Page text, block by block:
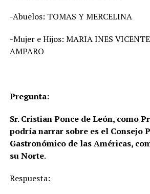
-Abuelos: TOMAS Y MERCELINA
-Mujer e Hijos: MARIA INES
AMPARO
Pregunta:
Sr. Cristian Ponce de León, como
podría narrar sobre es el Consejo
Gastronómico de las Américas,
su Norte.
Respuesta: